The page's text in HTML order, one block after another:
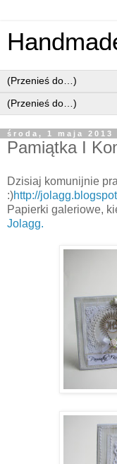
środa, 1 maja 2013
Pamiątka I
Dzisiaj komunijnie
:)http://
Papierki galeriowe,
Jolagg.